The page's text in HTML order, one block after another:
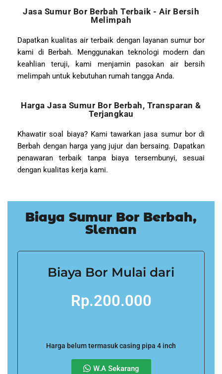
Jasa Sumur Bor Berbah Terbaik - Air Bersih
Melimpah
Dapatkan kualitas air terbaik dengan layanan sumur bor
kami di Berbah. Menggunakan teknologi modern dan
keahlian teruji, kami menjamin pasokan air bersih
melimpah untuk kebutuhan rumah tangga Anda.
Harga Jasa Sumur Bor Berbah, Transparan &
Terjangkau
Khawatir soal biaya? Kami tawarkan jasa sumur bor di
Berbah dengan harga yang jujur dan bersaing. Dapatkan
penawaran terbaik tanpa biaya tersembunyi, sesuai
dengan kualitas kerja kami.
Biaya Sumur Bor Berbah,
Sleman
Biaya Bor Mulai dari
Rp.200.000
Harga belum termasuk casing pipa 4 inch
W.A Sekarang